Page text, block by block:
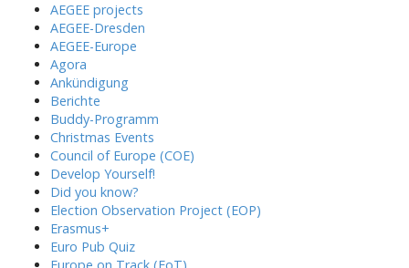
AEGEE projects
AEGEE-Dresden
AEGEE-Europe
Agora
Ankündigung
Berichte
Buddy-Programm
Christmas Events
Council of Europe (COE)
Develop Yourself!
Did you know?
Election Observation Project (EOP)
Erasmus+
Euro Pub Quiz